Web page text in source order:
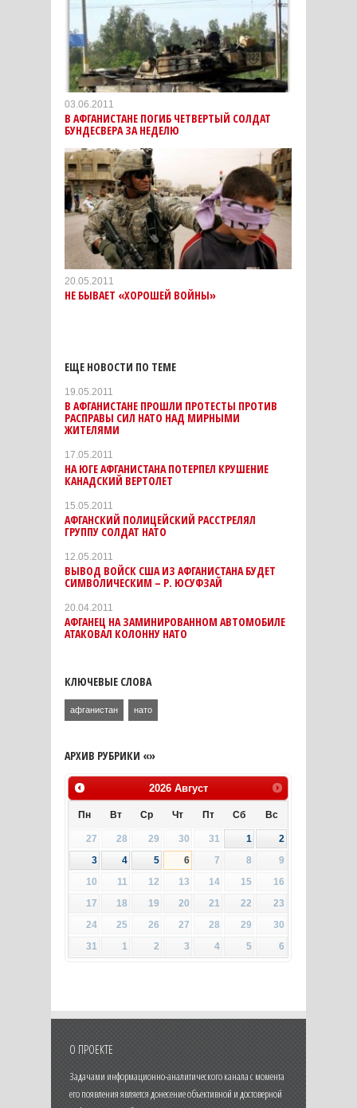
03.06.2011
В АФГАНИСТАНЕ ПОГИБ ЧЕТВЕРТЫЙ СОЛДАТ
БУНДЕСВЕРА ЗА НЕДЕЛЮ
20.05.2011
НЕ БЫВАЕТ «ХОРОШЕЙ ВОЙНЫ»
ЕЩЕ НОВОСТИ ПО ТЕМЕ
19.05.2011
В АФГАНИСТАНЕ ПРОШЛИ ПРОТЕСТЫ ПРОТИВ
РАСПРАВЫ СИЛ НАТО НАД МИРНЫМИ
ЖИТЕЛЯМИ
17.05.2011
НА ЮГЕ АФГАНИСТАНА ПОТЕРПЕЛ КРУШЕНИЕ
КАНАДСКИЙ ВЕРТОЛЕТ
15.05.2011
АФГАНСКИЙ ПОЛИЦЕЙСКИЙ РАССТРЕЛЯЛ
ГРУППУ СОЛДАТ НАТО
12.05.2011
ВЫВОД ВОЙСК США ИЗ АФГАНИСТАНА БУДЕТ
СИМВОЛИЧЕСКИМ – Р. ЮСУФЗАЙ
20.04.2011
АФГАНЕЦ НА ЗАМИНИРОВАННОМ АВТОМОБИЛЕ
АТАКОВАЛ КОЛОННУ НАТО
КЛЮЧЕВЫЕ СЛОВА
афганистан нато
АРХИВ РУБРИКИ «»
2026 Август
Пн Вт Ср Чт Пт Сб Вс
27 28 29 30 31 1
2
3
4 5 6 7 8
9
10
11 12 13 14 15
16
17
18 19 20 21 22
23
24
25 26 27 28 29
30
31
1 2 3 4 5 6
О ПРОЕКТЕ
Задачами информационно-аналитического канала с момента
его появления является донесение объективной и достоверной